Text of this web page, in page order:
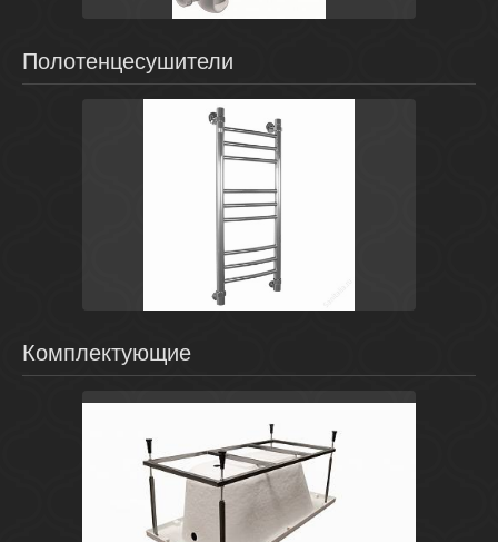
Полотенцесушители
Prestige
Energy
Комплектующие
Сталь
Польша
Santana